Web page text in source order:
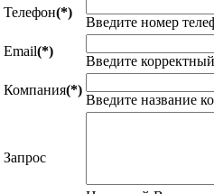
Телефон(*)
Введите номер
Email(*)
Введите
Компания(*)
Введите название
Запрос